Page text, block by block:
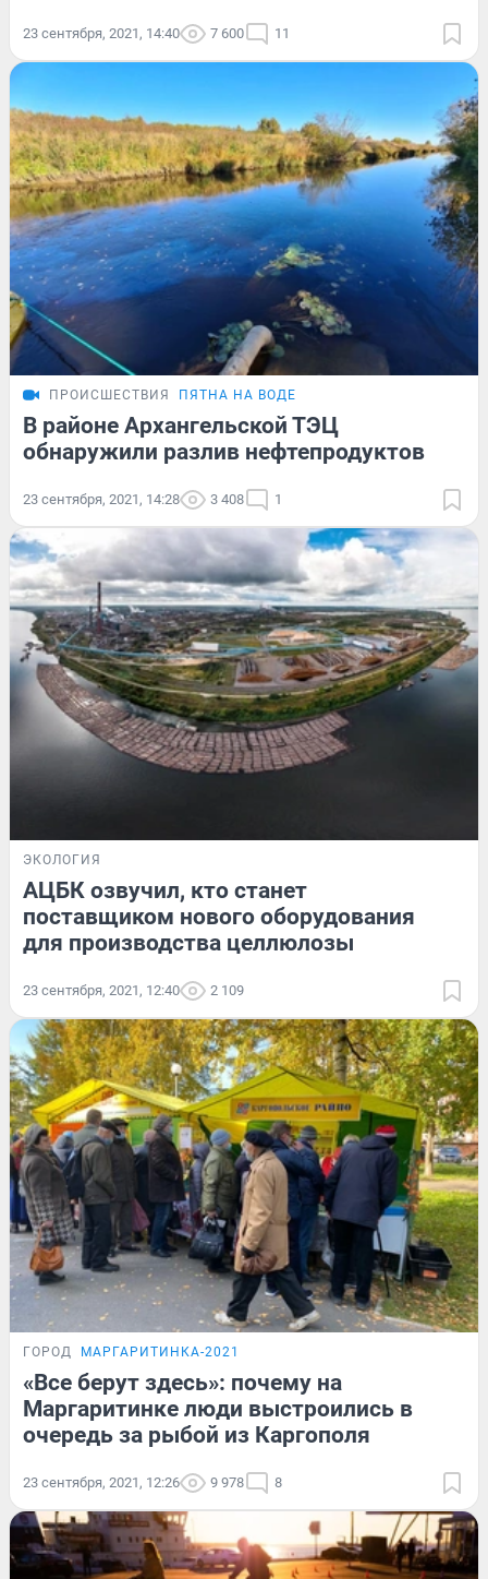
23 сентября, 2021, 14:40 7 600 11
ПРОИСШЕСТВИЯ ПЯТНА НА ВОДЕ
В районе Архангельской ТЭЦ
обнаружили разлив нефтепродуктов
23 сентября, 2021, 14:28 3 408 1
ЭКОЛОГИЯ
АЦБК озвучил, кто станет
поставщиком нового оборудования
для производства целлюлозы
23 сентября, 2021, 12:40 2 109
ГОРОД МАРГАРИТИНКА-2021
«Все берут здесь»: почему на
Маргаритинке люди выстроились в
очередь за рыбой из Каргополя
23 сентября, 2021, 12:26 9 978 8